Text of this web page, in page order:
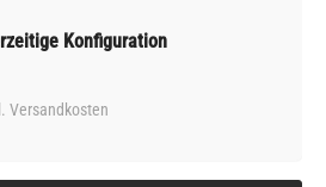
Konfiguration
Versandkosten